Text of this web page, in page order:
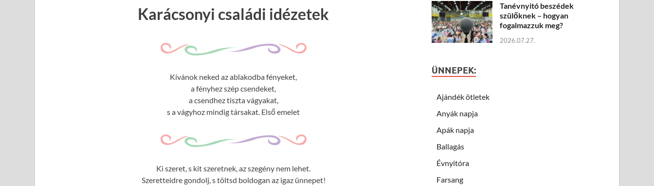
Karácsonyi családi idézetek
Kívánok neked az ablakodba fényeket,
a fényhez szép csendeket,
a csendhez tiszta vágyakat,
s a vágyhoz mindig társakat. Első emelet
Ki szeret, s kit szeretnek, az szegény nem lehet.
Szeretteidre gondolj, s töltsd boldogan az igaz ünnepet!
Tanévnyitó beszédek
szülőknek – hogyan
fogalmazzuk meg?
2026.07.27.
ÜNNEPEK:
Ajándék ötletek
Anyák napja
Apák napja
Ballagás
Évnyitóra
Farsang